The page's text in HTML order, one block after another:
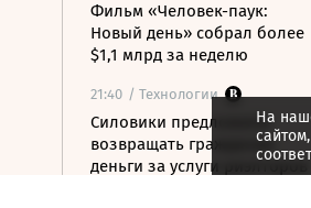
Фильм «Человек-паук:
Новый день» собрал более
$1,1 млрд за неделю
21:40 / Технологии
Силовики предложили
возвращать гражданам
деньги за услуги риэлторов
На